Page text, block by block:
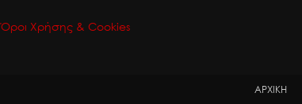
Όροι Χρήσης & Cookies
ΑΡΧΙΚΗ